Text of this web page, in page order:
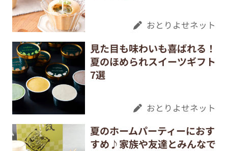
おとりよせネット
見た目も味わいも喜ばれる！
夏のほめられスイーツギフト
7選
おとりよせネット
夏のホームパーティーにおす
すめ♪家族や友達とみんなで